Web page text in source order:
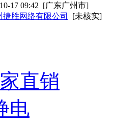
17 09:42 [广东广州市]
捷胜网络有限公司
[未核实]
直销
电